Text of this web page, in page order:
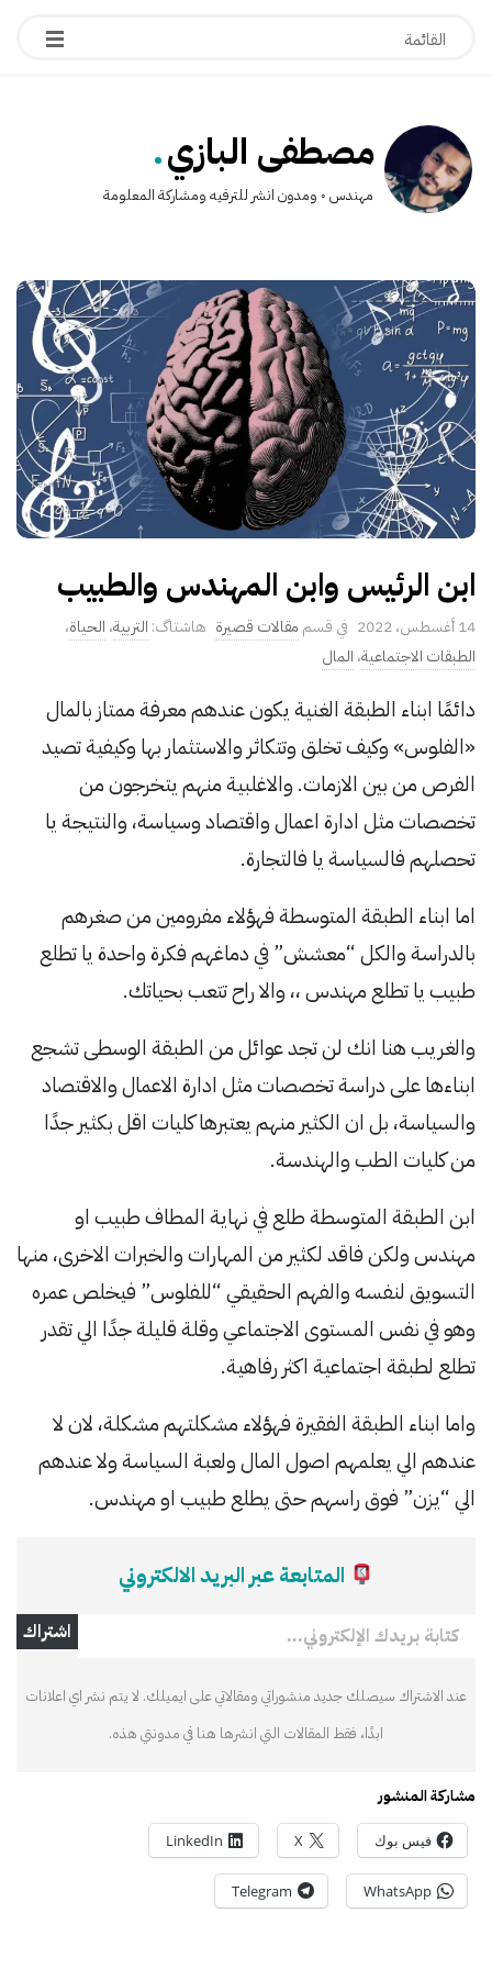
مصطفى البازي.
مهندس ◦ ومدون انشر للترفيه ومشاركة المعلومة
ابن الرئيس وابن المهندس والطبيب
P
u
l
i
s
D
a
e
14 أغسطس، 2022 مقالات قصيرة التربية، الحياة،
الطبقات الاجتماعية، المال
دائمًا ابناء الطبقة الغنية يكون عندهم معرفة ممتاز بالمال
«الفلوس» وكيف تخلق وتتكاثر والاستثمار بها وكيفية تصيد
الفرص من بين الازمات. والاغلبية منهم يتخرجون من
تخصصات مثل ادارة اعمال واقتصاد وسياسة، والنتيجة يا
تحصلهم فالسياسة يا فالتجارة.
اما ابناء الطبقة المتوسطة فهؤلاء مفرومين من صغرهم
بالدراسة والكل “معشش” في دماغهم فكرة واحدة يا تطلع
طبيب يا تطلع مهندس ،، والا راح تتعب بحياتك.
والغريب هنا انك لن تجد عوائل من الطبقة الوسطى تشجع
ابناءها على دراسة تخصصات مثل ادارة الاعمال والاقتصاد
والسياسة، بل ان الكثير منهم يعتبرها كليات اقل بكثير جدًا
من كليات الطب والهندسة.
ابن الطبقة المتوسطة طلع في نهاية المطاف طبيب او
مهندس ولكن فاقد لكثير من المهارات والخبرات الاخرى، منها
التسويق لنفسه والفهم الحقيقي “للفلوس” فيخلص عمره
وهو في نفس المستوى الاجتماعي وقلة قليلة جدًا الي تقدر
تطلع لطبقة اجتماعية اكثر رفاهية.
واما ابناء الطبقة الفقيرة فهؤلاء مشكلتهم مشكلة، لان لا
عندهم الي يعلمهم اصول المال ولعبة السياسة ولا عندهم
الي “يزن” فوق راسهم حتى يطلع طبيب او مهندس.
المتابعة عبر البريد الالكتروني
اشتراك
عند الاشتراك سيصلك جديد منشوراتي ومقالاتي على ايميلك. لا يتم نشر اي اعلانات
ابدًا، فقط المقالات التي انشرها هنا في مدونتي هذه.
مشاركة المنشور
فيس بوك X
LinkedIn
WhatsApp
Telegram